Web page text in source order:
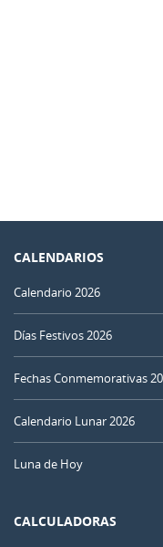
CALENDARIOS
Calendario 2026
Días Festivos 2026
Fechas Conmemorativas
Calendario Lunar 2026
Luna de Hoy
CALCULADORAS